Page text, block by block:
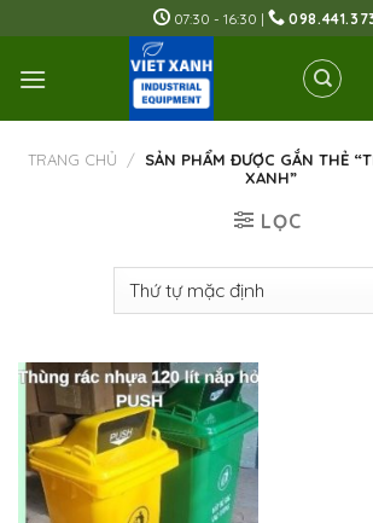
to
content
07:30 - 16:30 |
TRANG CHỦ / SẢN PHẨM ĐƯỢC GẮN THẺ
XANH”
LỌC